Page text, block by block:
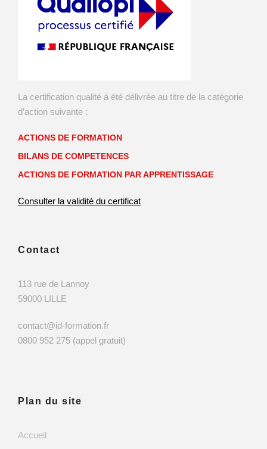
La certification qualité à été délivrée au titre de la catégorie
d’action suivante :
ACTIONS DE FORMATION
BILANS DE COMPETENCES
ACTIONS DE FORMATION PAR APPRENTISSAGE
Consulter la validité du certificat
Contact
113 rue de Lannoy
59000 LILLE
contact@id-formation.fr
0800 952 275 (appel gratuit)
Plan du site
Accueil